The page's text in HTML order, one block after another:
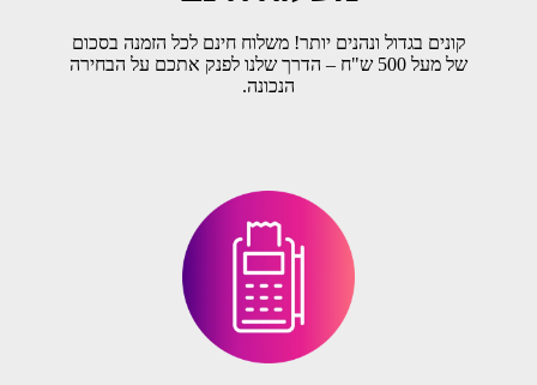
קונים בגדול ונהנים יותר! משלוח חינם לכל הזמנה בסכום
של מעל 500 ש"ח – הדרך שלנו לפנק אתכם על הבחירה
הנכונה.